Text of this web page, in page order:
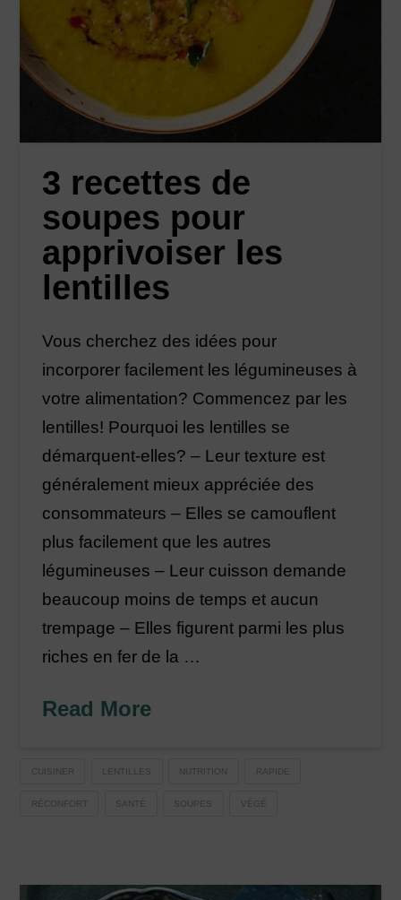
3 recettes de
soupes pour
apprivoiser les
lentilles
Vous cherchez des idées pour
incorporer facilement les légumineuses à
votre alimentation? Commencez par les
lentilles! Pourquoi les lentilles se
démarquent-elles? – Leur texture est
généralement mieux appréciée des
consommateurs – Elles se camouflent
plus facilement que les autres
légumineuses – Leur cuisson demande
beaucoup moins de temps et aucun
trempage – Elles figurent parmi les plus
riches en fer de la …
Read More
CUISINER LENTILLES NUTRITION RAPIDE
RÉCONFORT SANTÉ SOUPES VÉGÉ